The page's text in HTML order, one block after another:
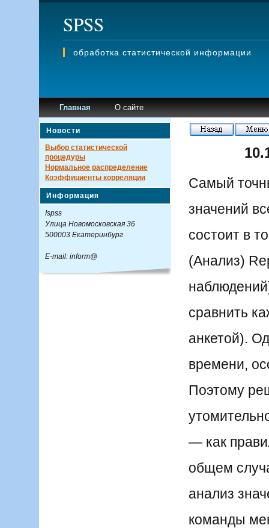
SPSS
обработка статистической информации
Главная О сайте
Самый
значений
состоит в
(Анализ)
сравнить
анкетой).
времени,
Поэтому
— как
общем
анализ
команды
Новости
Выбор статистической
процедуры
Нормальное распределение
Коэффициенты корреляции
Информация
Ispss
Улица Новомосковская 36
500003 Екатеринбург
E-mail: inform@